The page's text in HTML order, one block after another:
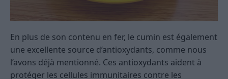
En plus de son contenu en fer, le cumin est également
une excellente source d’antioxydants, comme nous
l’avons déjà mentionné. Ces antioxydants aident à
protéger les cellules immunitaires contre les